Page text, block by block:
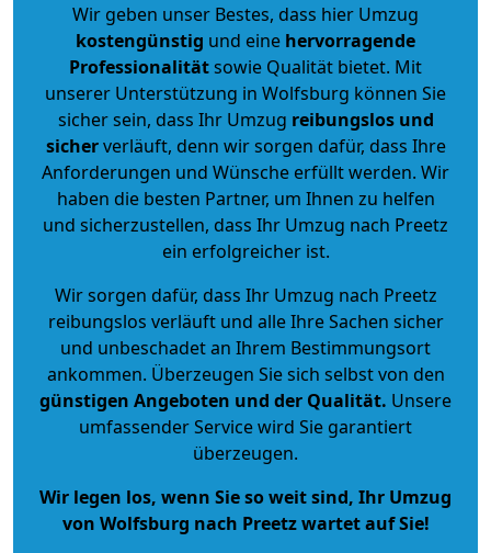
Wir geben unser Bestes, dass hier Umzug
kostengünstig und eine hervorragende
Professionalitätsowie Qualität bietet. Mit
unserer Unterstützung in Wolfsburg können Sie
sicher sein, dass Ihr Umzug reibungslos und
sicherverläuft, denn wir sorgen dafür, dass Ihre
Anforderungen und Wünsche erfüllt werden. Wir
haben die besten Partner, um Ihnen zu helfen
und sicherzustellen, dass Ihr Umzug nach Preetz
ein erfolgreicher ist.
Wir sorgen dafür, dass Ihr Umzug nach Preetz
reibungslos verläuft und alle Ihre Sachen sicher
und unbeschadet an Ihrem Bestimmungsort
ankommen. Überzeugen Sie sich selbst von den
günstigen Angeboten und der Qualität. Unsere
umfassender Service wird Sie garantiert
überzeugen.
Wir legen los, wenn Sie so weit sind, Ihr Umzug
von Wolfsburg nach Preetz wartet auf Sie!